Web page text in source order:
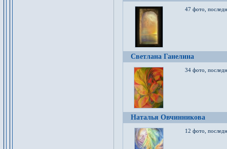
47 фото,
Светлана Ганелина
34 фото,
Наталья Овчинникова
12 фото,